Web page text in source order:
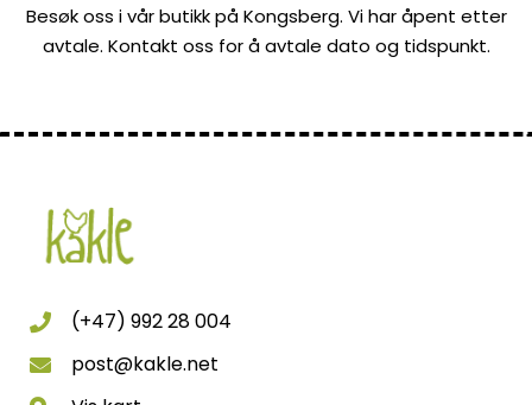
Besøk oss i vår butikk på Kongsberg. Vi har åpent etter
avtale. Kontakt oss for å avtale dato og tidspunkt.
(+47) 992 28 004
post@kakle.net